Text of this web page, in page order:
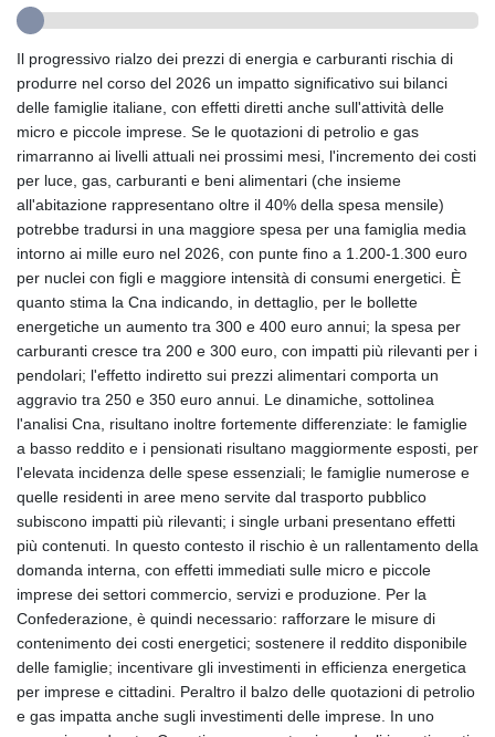
GEL 3.018477
GHS 13.565055
GIP 0.857432
GMD 84.842311
GNF
10135.249888
GTQ 8.805348
GYD 241.43004
HKD 9.054939
HNL 30.930577
HRK 7.534661
HTG 150.888179
HUF 363.741084
IDR
20659.564222
ILS 3.476689
IMP 0.857432
INR 109.925261
IQD
1511.781564
IRR
1586924.175584
ISK 141.990031
JEP 0.857432
JMD 182.926462
JOD 0.818416
JPY 182.177709
KES 149.308045
KGS 100.942743
Il progressivo rialzo dei prezzi di energia e carburanti rischia di
produrre nel corso del 2026 un impatto significativo sui bilanci
delle famiglie italiane, con effetti diretti anche sull'attività delle
micro e piccole imprese. Se le quotazioni di petrolio e gas
rimarranno ai livelli attuali nei prossimi mesi, l'incremento dei costi
per luce, gas, carburanti e beni alimentari (che insieme
all'abitazione rappresentano oltre il 40% della spesa mensile)
potrebbe tradursi in una maggiore spesa per una famiglia media
intorno ai mille euro nel 2026, con punte fino a 1.200-1.300 euro
per nuclei con figli e maggiore intensità di consumi energetici. È
quanto stima la Cna indicando, in dettaglio, per le bollette
energetiche un aumento tra 300 e 400 euro annui; la spesa per
carburanti cresce tra 200 e 300 euro, con impatti più rilevanti per i
pendolari; l'effetto indiretto sui prezzi alimentari comporta un
aggravio tra 250 e 350 euro annui. Le dinamiche, sottolinea
l'analisi Cna, risultano inoltre fortemente differenziate: le famiglie
a basso reddito e i pensionati risultano maggiormente esposti, per
l'elevata incidenza delle spese essenziali; le famiglie numerose e
quelle residenti in aree meno servite dal trasporto pubblico
subiscono impatti più rilevanti; i single urbani presentano effetti
più contenuti. In questo contesto il rischio è un rallentamento della
domanda interna, con effetti immediati sulle micro e piccole
imprese dei settori commercio, servizi e produzione. Per la
Confederazione, è quindi necessario: rafforzare le misure di
contenimento dei costi energetici; sostenere il reddito disponibile
delle famiglie; incentivare gli investimenti in efficienza energetica
per imprese e cittadini. Peraltro il balzo delle quotazioni di petrolio
e gas impatta anche sugli investimenti delle imprese. In uno